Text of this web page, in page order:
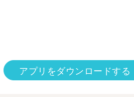
アプリをダウンロードする